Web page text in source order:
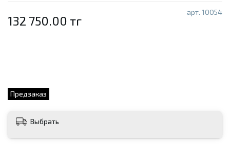
арт. 10054
Предзаказ
132 750.00 тг
Выбрать